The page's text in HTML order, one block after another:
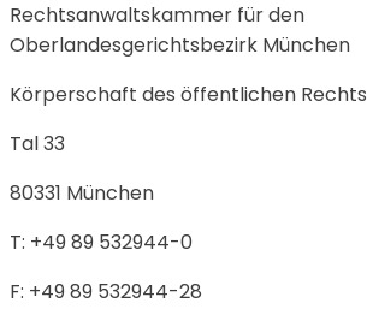
Rechtsanwaltskammer für den
Oberlandesgerichtsbezirk München
Körperschaft des öffentlichen Rechts
Tal 33
80331 München
T: +49 89 532944-0
F: +49 89 532944-28